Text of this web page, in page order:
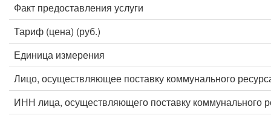
Факт предоставления услуги
Тариф (цена) (руб.)
Единица измерения
Лицо, осуществляющее поставку коммунального
ИНН лица, осуществляющего поставку коммунального